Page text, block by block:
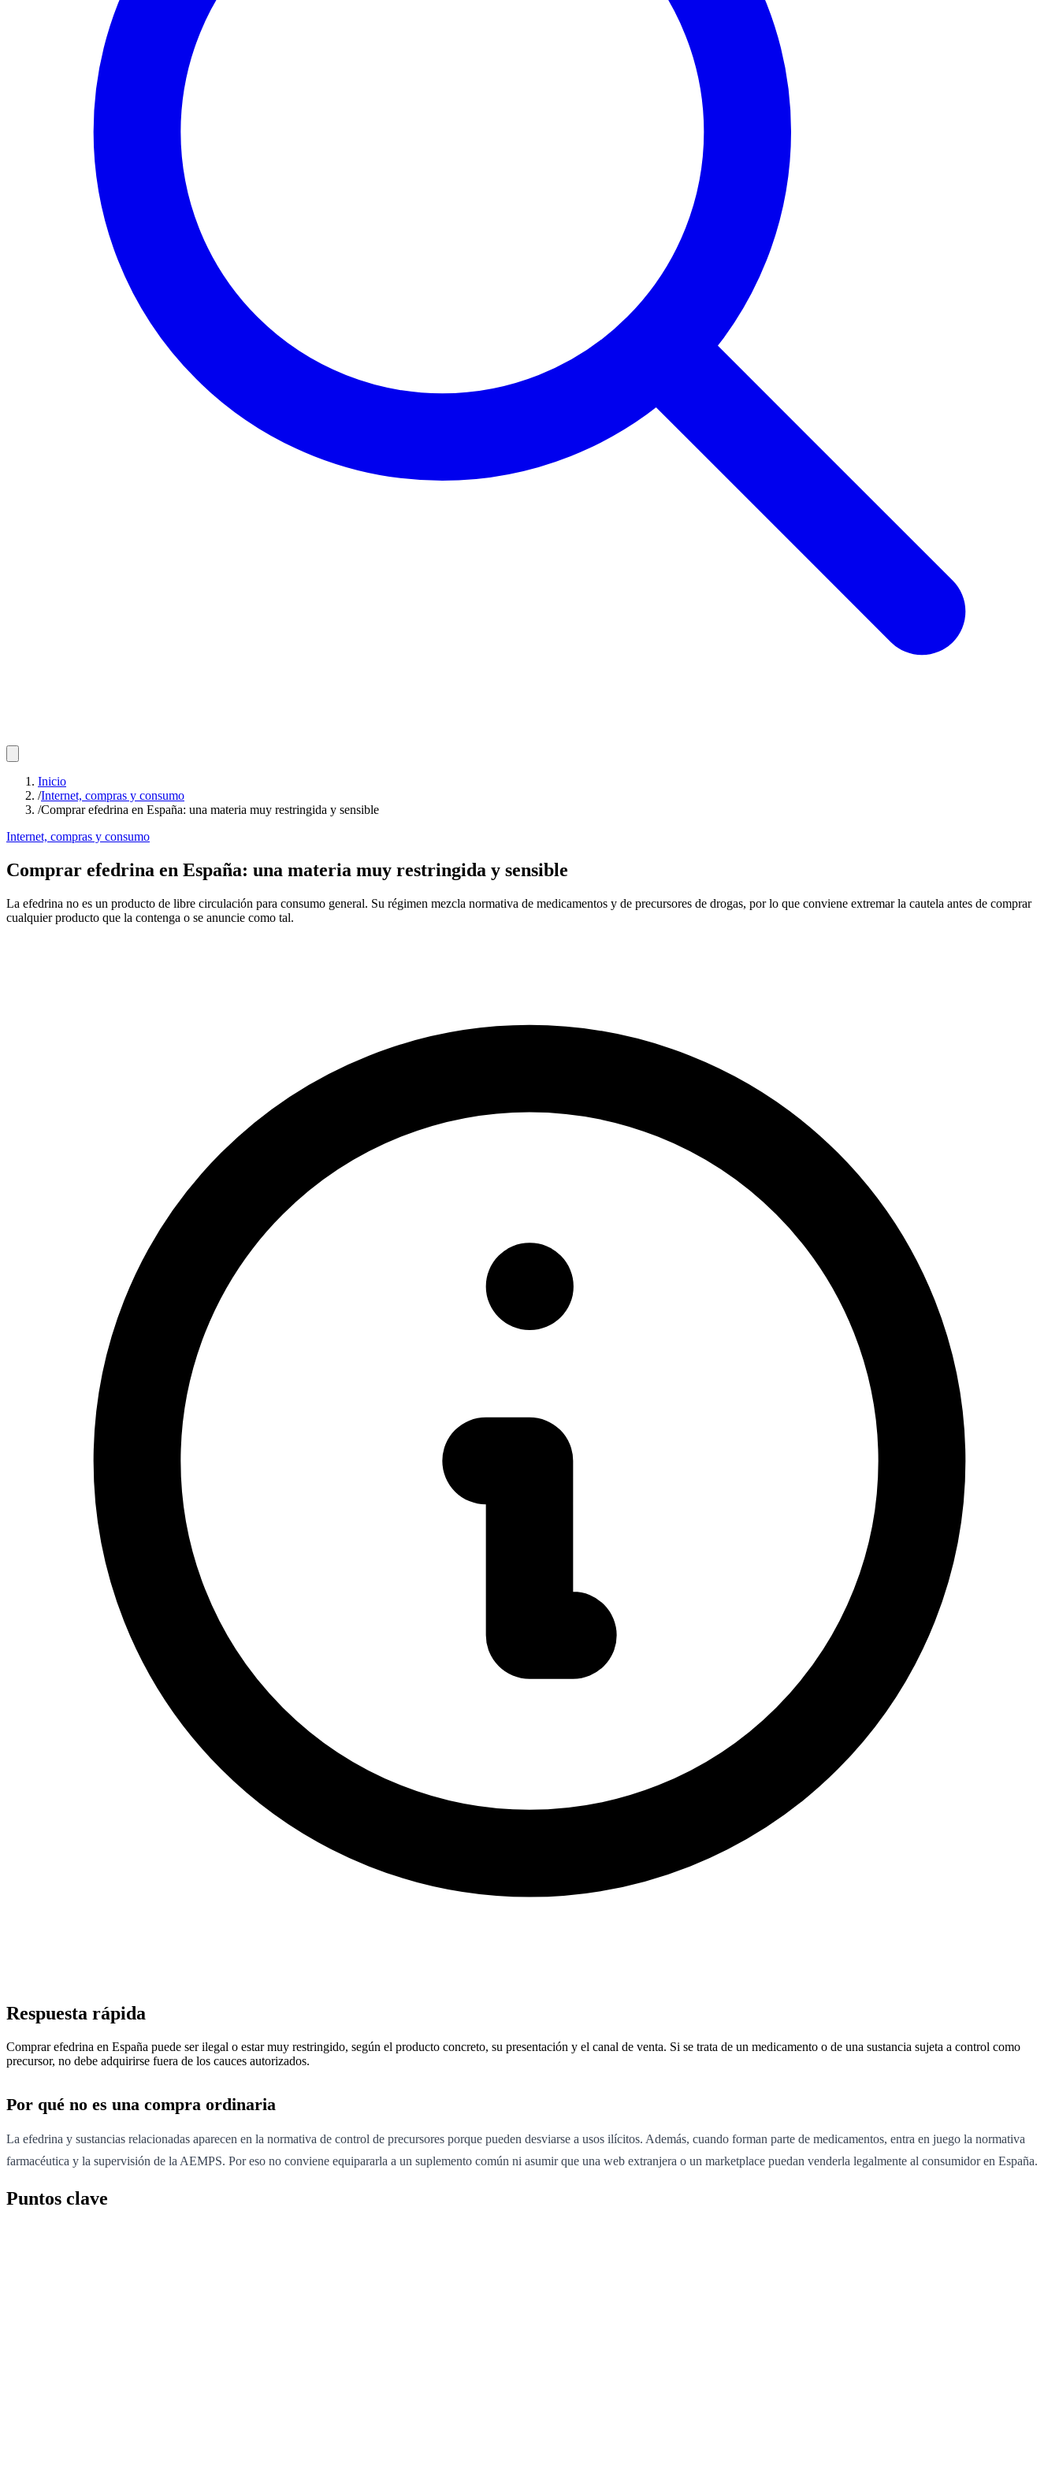
Inicio
/Internet, compras y consumo
/Comprar efedrina en España: una materia muy restringida y sensible
Internet, compras y consumo
Comprar efedrina en España: una materia muy restringida y sensible
La efedrina no es un producto de libre circulación para consumo general. Su régimen mezcla normativa de medicamentos y de precursores de drogas, por lo que conviene extremar la cautela antes de comprar
cualquier producto que la contenga o se anuncie como tal.
Respuesta rápida
Comprar efedrina en España puede ser ilegal o estar muy restringido, según el producto concreto, su presentación y el canal de venta. Si se trata de un medicamento o de una sustancia sujeta a control como
precursor, no debe adquirirse fuera de los cauces autorizados.
Por qué no es una compra ordinaria
La efedrina y sustancias relacionadas aparecen en la normativa de control de precursores porque pueden desviarse a usos ilícitos. Además, cuando forman parte de medicamentos, entra en juego la normativa
farmacéutica y la supervisión de la AEMPS. Por eso no conviene equipararla a un suplemento común ni asumir que una web extranjera o un marketplace puedan venderla legalmente al consumidor en España.
Puntos clave